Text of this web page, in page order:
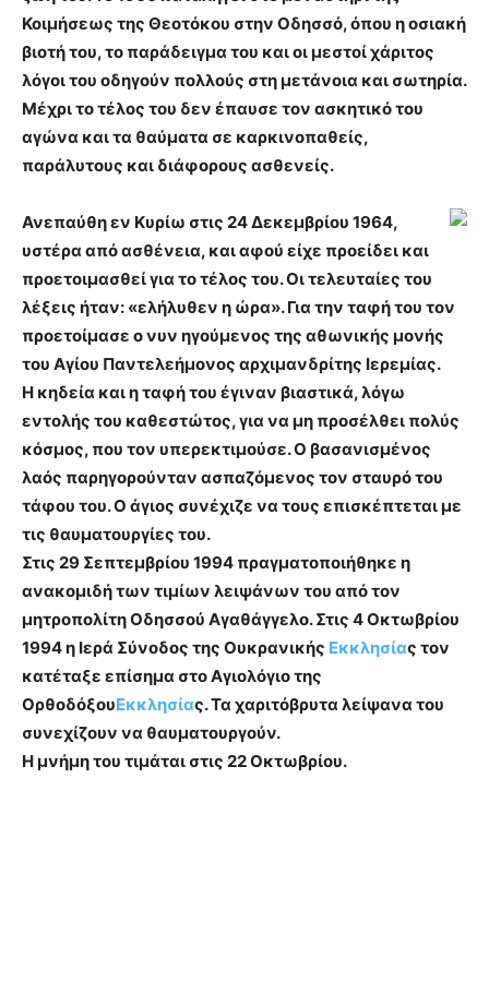
Κοιμήσεως της Θεοτόκου στην Οδησσό, όπου η οσιακή
βιοτή του, το παράδειγμα του και οι μεστοί χάριτος
λόγοι του οδηγούν πολλούς στη μετάνοια και σωτηρία.
Μέχρι το τέλος του δεν έπαυσε τον ασκητικό του
αγώνα και τα θαύματα σε καρκινοπαθείς,
παράλυτους και διάφορους ασθενείς.
Ανεπαύθη εν Κυρίω στις 24 Δεκεμβρίου 1964,
υστέρα από ασθένεια, και αφού είχε προείδει και
προετοιμασθεί για το τέλος του. Οι τελευταίες του
λέξεις ήταν: «ελήλυθεν η ώρα». Για την ταφή του τον
προετοίμασε ο νυν ηγούμενος της αθωνικής μονής
του Αγίου Παντελεήμονος αρχιμανδρίτης Ιερεμίας.
Η κηδεία και η ταφή του έγιναν βιαστικά, λόγω
εντολής του καθεστώτος, για να μη προσέλθει πολύς
κόσμος, που τον υπερεκτιμούσε. Ο βασανισμένος
λαός παρηγορούνταν ασπαζόμενος τον σταυρό του
τάφου του. Ο άγιος συνέχιζε να τους επισκέπτεται με
τις θαυματουργίες του.
Στις 29 Σεπτεμβρίου 1994 πραγματοποιήθηκε η
ανακομιδή των τιμίων λειψάνων του από τον
μητροπολίτη Οδησσού Αγαθάγγελο. Στις 4 Οκτωβρίου
1994 η Ιερά Σύνοδος της Ουκρανικής Εκκλησίας τον
κατέταξε επίσημα στο Αγιολόγιο της
ΟρθοδόξουΕκκλησίας. Τα χαριτόβρυτα λείψανα του
συνεχίζουν να θαυματουργούν.
Η μνήμη του τιμάται στις 22 Οκτωβρίου.